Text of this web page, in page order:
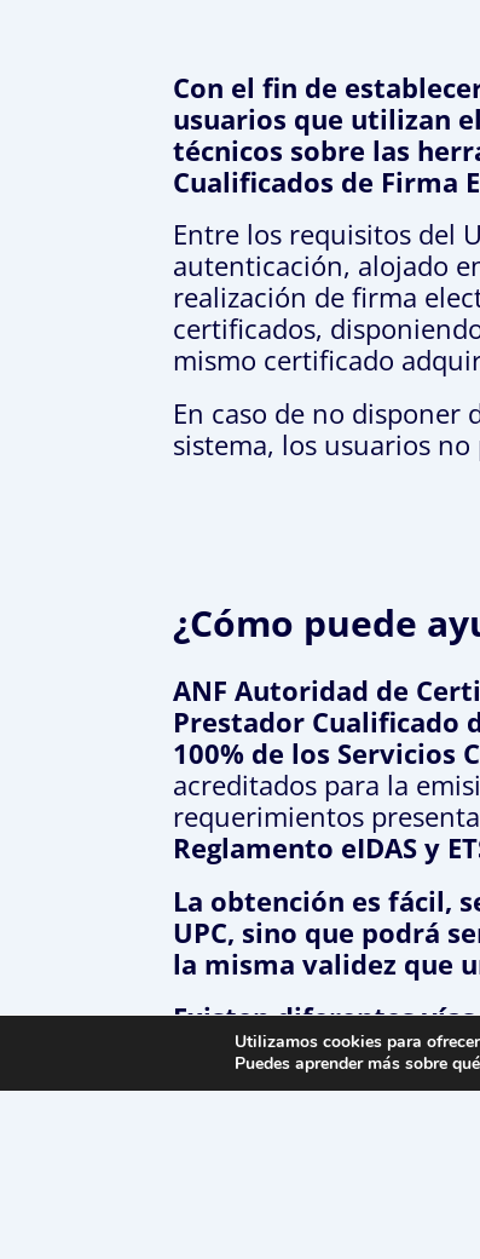
Con el fin de
usuarios que utilizan
técnicos sobre las
Cualificados de Firma
Entre los requisitos del
autenticación, alojado
realización de firma
certificados,
mismo certificado
En caso de no disponer
sistema, los usuarios
¿Cómo puede
ANF Autoridad de
Prestador Cualificado
100% de los Servicios
acreditados para la
requerimientos
Reglamento eIDAS y
La obtención es fácil,
UPC, sino que podrá
la misma validez que
Existen diferentes
al Usuario, para
los pasos a llevar a
Utilizamos cookies para
Puedes aprender más sobre